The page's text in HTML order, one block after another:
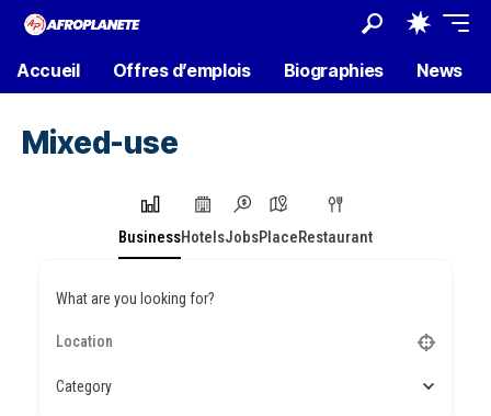
Accueil Offres d’emplois Biographies News
Mixed-use
BusinessHotelsJobsPlaceRestaurant
What are you looking for?
Category